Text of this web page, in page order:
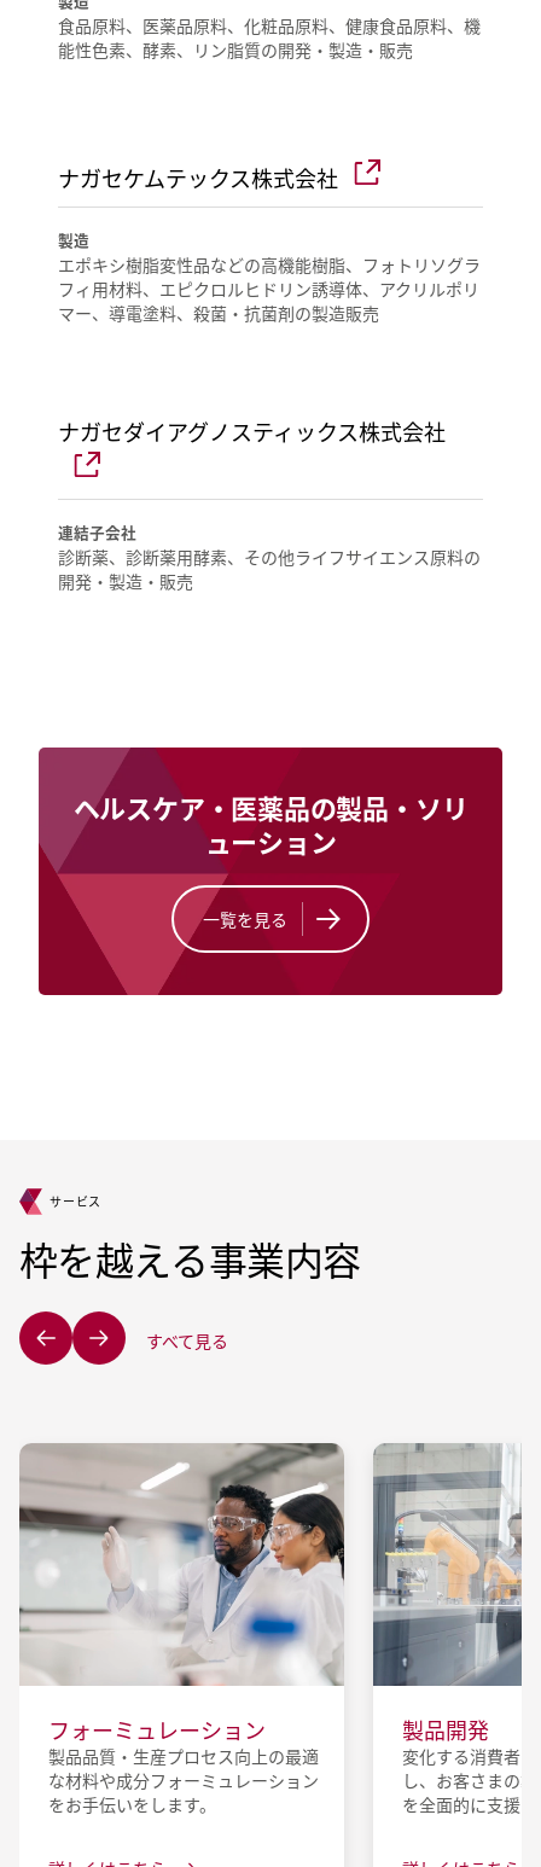
食品原料、医薬品原料、化粧品原料、健康食品原料、機
能性色素、酵素、リン脂質の開発・製造・販売
ナガセケムテックス株式会社
製造
エポキシ樹脂変性品などの高機能樹脂、フォトリソグラ
フィ用材料、エピクロルヒドリン誘導体、アクリルポリ
マー、導電塗料、殺菌・抗菌剤の製造販売
ナガセダイアグノスティックス株式会社
連結子会社
診断薬、診断薬用酵素、その他ライフサイエンス原料の
開発・製造・販売
ヘルスケア・医薬品の製品・ソリ
ューション
一覧を見る
枠を越える事業内容
サービス
すべて見る
フォーミュレーション
製品品質・生産プロセス向上の最適
な材料や成分フォーミュレーション
をお手伝いをします。
製品開発
変化する消費者
し、お客さまの
を全面的に支援